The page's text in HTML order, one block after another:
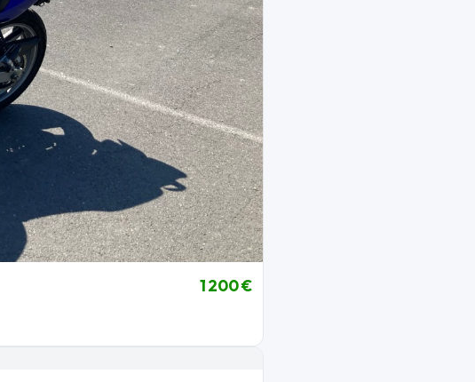
1 200 €